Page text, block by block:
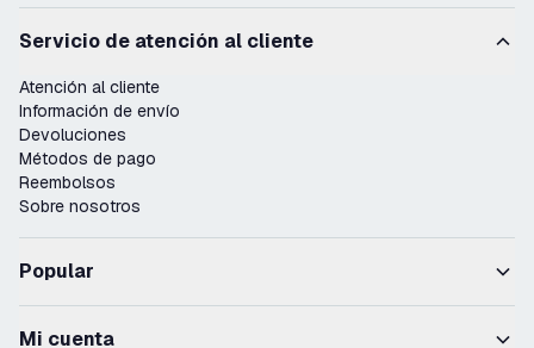
Servicio de atención al cliente
Atención al cliente
Información de envío
Devoluciones
Métodos de pago
Reembolsos
Sobre nosotros
Popular
Mi cuenta